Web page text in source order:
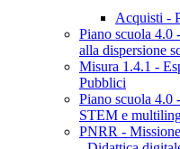
Acquisti -
Piano scuola 4.0
alla dispersione
Misura 1.4.1 -
Pubblici
Piano scuola 4.0
STEM e
PNRR -